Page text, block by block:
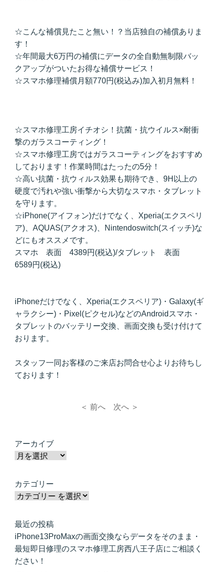
☆こんな補償見たこと無い！？当店独自の補償ありま
す！
☆年間最大6万円の補償にデータの全自動無制限バッ
クアップがついたお得な補償サービス！
☆スマホ修理補償月額770円(税込み)加入初月無料！
☆スマホ修理工房イチオシ！抗菌・抗ウイルス×耐衝
撃のガラスコーティング！
☆スマホ修理工房ではガラスコーティングをおすすめ
しております！作業時間はたったの5分！
☆高い抗菌・抗ウィルス効果も期待でき、9H以上の
硬度で汚れや強い衝撃から大切なスマホ・タブレット
を守ります。
☆iPhone(アイフォン)だけでなく、Xperia(エクスペリ
ア)、AQUAS(アクオス)、Nintendoswitch(スイッチ)な
どにもオススメです。
スマホ 表面 4389円(税込)/タブレット 表面
6589円(税込)
iPhoneだけでなく、Xperia(エクスペリア)・Galaxy(ギ
ャラクシー)・Pixel(ピクセル)などのAndroidスマホ・
タブレットのバッテリー交換、画面交換も受け付けて
おります。
スタッフ一同お客様のご来店お問合せ心よりお待ちし
ております！
＜ 前へ 次へ ＞
アーカイブ
カテゴリー
最近の投稿
iPhone13ProMaxの画面交換ならデータをそのまま・
最短即日修理のスマホ修理工房西八王子店にご相談く
ださい！